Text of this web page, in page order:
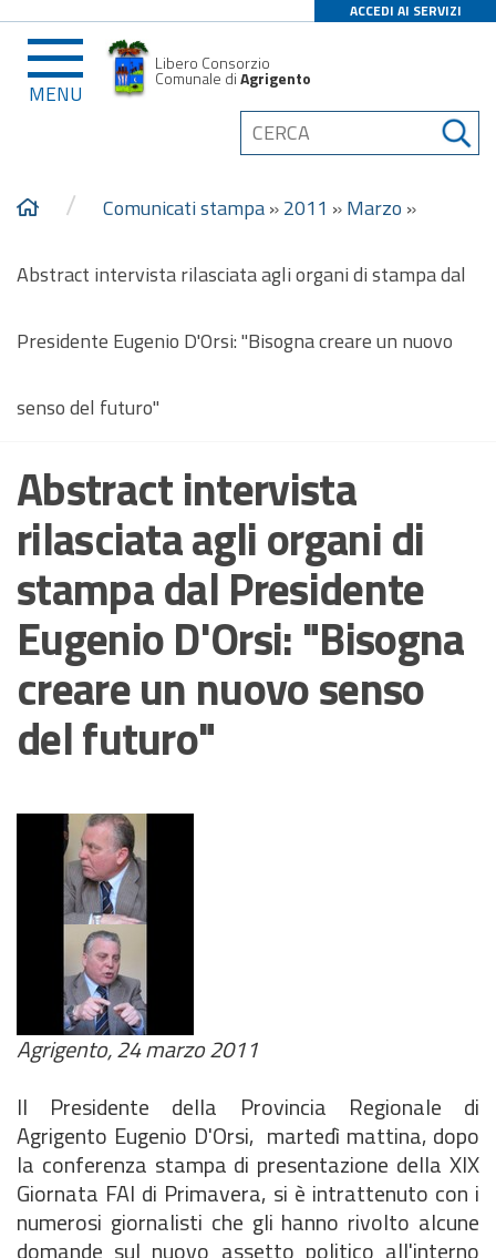
ACCEDI AI SERVIZI
MENU
Libero Consorzio
Comunale diAgrigento
/ Comunicati stampa»2011 »Marzo »
Abstract intervista rilasciata agli organi di stampa dal
Presidente Eugenio D'Orsi: "Bisogna creare un nuovo
senso del futuro"
Abstract intervista
rilasciata agli organi di
stampa dal Presidente
Eugenio D'Orsi: "Bisogna
creare un nuovo senso
del futuro"
Agrigento, 24 marzo 2011
Il Presidente della Provincia Regionale di
Agrigento Eugenio D'Orsi, martedì mattina, dopo
la conferenza stampa di presentazione della XIX
Giornata FAI di Primavera, si è intrattenuto con i
numerosi giornalisti che gli hanno rivolto alcune
domande sul nuovo assetto politico all'interno